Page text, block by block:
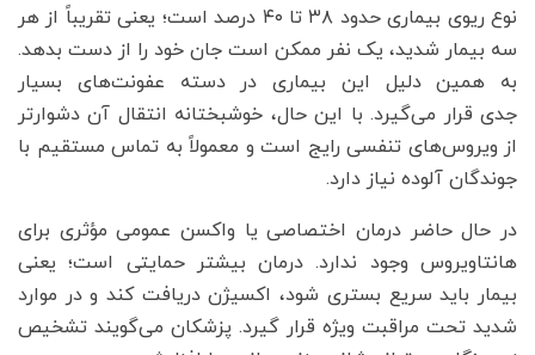
نوع ریوی بیماری حدود ۳۸ تا ۴۰ درصد است؛ یعنی تقریباً از هر
سه بیمار شدید، یک نفر ممکن است جان خود را از دست بدهد.
به همین دلیل این بیماری در دسته عفونت‌های بسیار
جدی قرار می‌گیرد. با این حال، خوشبختانه انتقال آن دشوارتر
از ویروس‌های تنفسی رایج است و معمولاً به تماس مستقیم با
جوندگان آلوده نیاز دارد.
در حال حاضر درمان اختصاصی یا واکسن عمومی مؤثری برای
هانتاویروس وجود ندارد. درمان بیشتر حمایتی است؛ یعنی
بیمار باید سریع بستری شود، اکسیژن دریافت کند و در موارد
شدید تحت مراقبت ویژه قرار گیرد. پزشکان می‌گویند تشخیص